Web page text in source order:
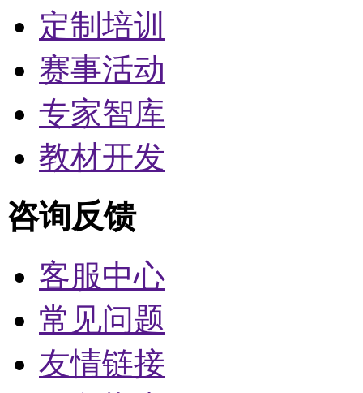
定制培训
赛事活动
专家智库
教材开发
咨询反馈
客服中心
常见问题
友情链接